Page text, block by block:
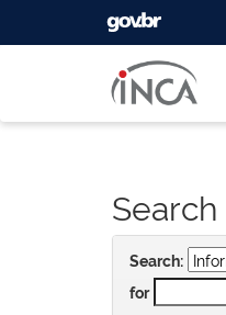
GOVBR
Search
Search:
for